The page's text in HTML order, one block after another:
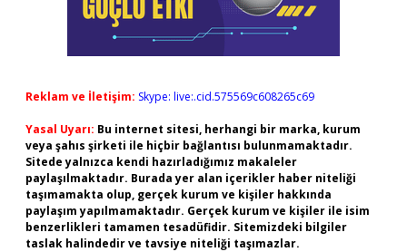
Reklam ve İletişim: Skype: live:.cid.575569c608265c69
Yasal Uyarı: Bu internet sitesi, herhangi bir marka, kurum
veya şahıs şirketi ile hiçbir bağlantısı bulunmamaktadır.
Sitede yalnızca kendi hazırladığımız makaleler
paylaşılmaktadır. Burada yer alan içerikler haber niteliği
taşımamakta olup, gerçek kurum ve kişiler hakkında
paylaşım yapılmamaktadır. Gerçek kurum ve kişiler ile isim
benzerlikleri tamamen tesadüfidir. Sitemizdeki bilgiler
taslak halindedir ve tavsiye niteliği taşımazlar.